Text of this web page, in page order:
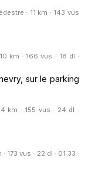
· 11 km · 143 vus
km · 166 vus · 18 dl ·
sur le parking
km · 155 vus · 24 dl ·
173 vus · 22 dl · 01:33 ·